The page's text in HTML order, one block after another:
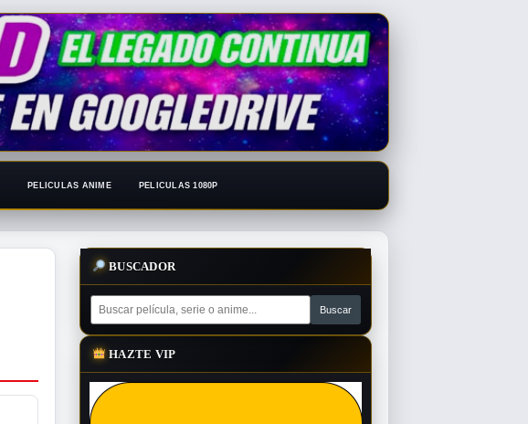
PELICULAS ANIME PELICULAS 1080P
BUSCADOR
HAZTE VIP